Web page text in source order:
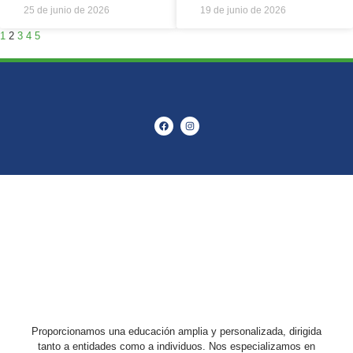
25 de junio de 2026 19 de junio de 2026
1 2 3 4 5
Proporcionamos una educación amplia y personalizada, dirigida
tanto a entidades como a individuos. Nos especializamos en